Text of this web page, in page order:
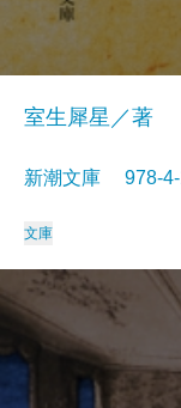
室生犀星／著
新潮文庫 978-
文庫